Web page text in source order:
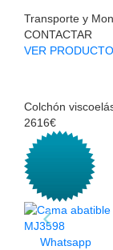
Transporte y
CONTACTAR
VER PRODUCTO
Colchón
2616€
Whatsapp